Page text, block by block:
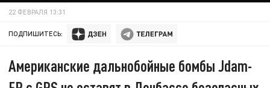
22 ФЕВРАЛЯ 13:31
ПОДПИШИТЕСЬ:
Американские дальнобойные бомбы Jdam-